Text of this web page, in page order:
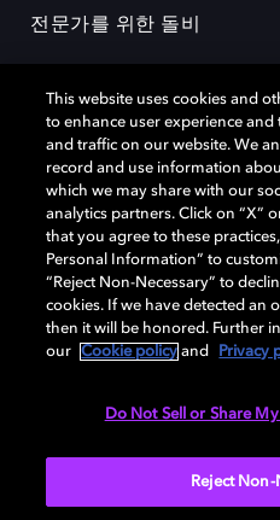
전문가를 위한 돌비
돌비(Dolby)와 double-D 심볼은 미국
(Dolby Laboratories, Inc.)의 등록 및
기재된 상표는 해당 상표 소유권자의
Laboratories, Inc. All rights reserved.
Cookie Manager 개인정보 정책
This website uses cookies and
to enhance user experience
and traffic on our website. We
record and use information
which we may share with our
analytics partners. Click on “X”
that you agree to these
Personal Information” to
“Reject Non-Necessary” to
cookies. If we have detected an
then it will be honored. Further
our
Cookie policy and Privacy
Do Not Sell or Share
Reject